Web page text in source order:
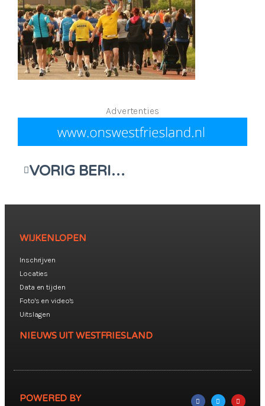
Advertenties
VORIG BERICHT
WIJKENLOPEN
Inschrijven
Locaties
Data en tijden
Foto's en video's
Uitslagen
NIEUWS UIT WESTFRIESLAND
POWERED BY